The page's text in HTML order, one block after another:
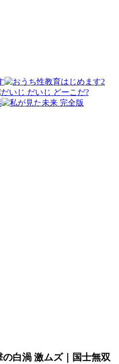
の白渦 激ムズ｜国士無双